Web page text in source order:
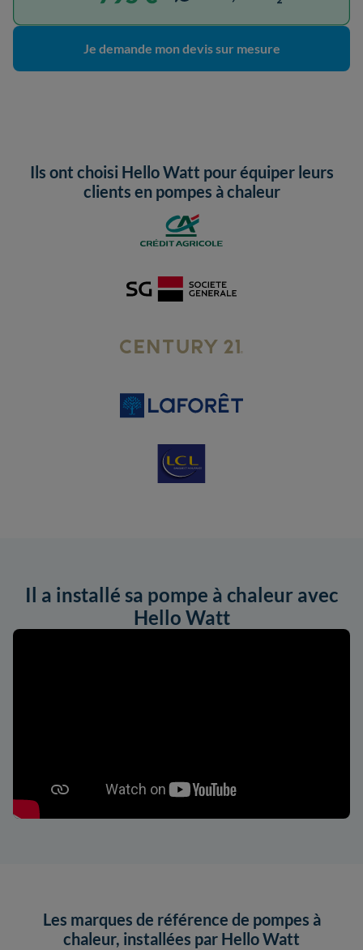
Je demande mon devis sur mesure
Ils ont choisi Hello Watt pour équiper leurs
clients en pompes à chaleur
Il a installé sa pompe à chaleur avec
Hello Watt
Les marques de référence de pompes à
chaleur, installées par Hello Watt